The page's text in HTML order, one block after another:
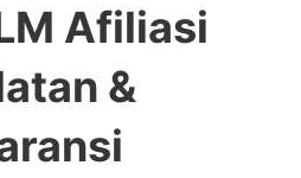
Afiliasi
&